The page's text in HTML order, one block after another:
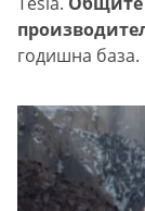
годишна база.